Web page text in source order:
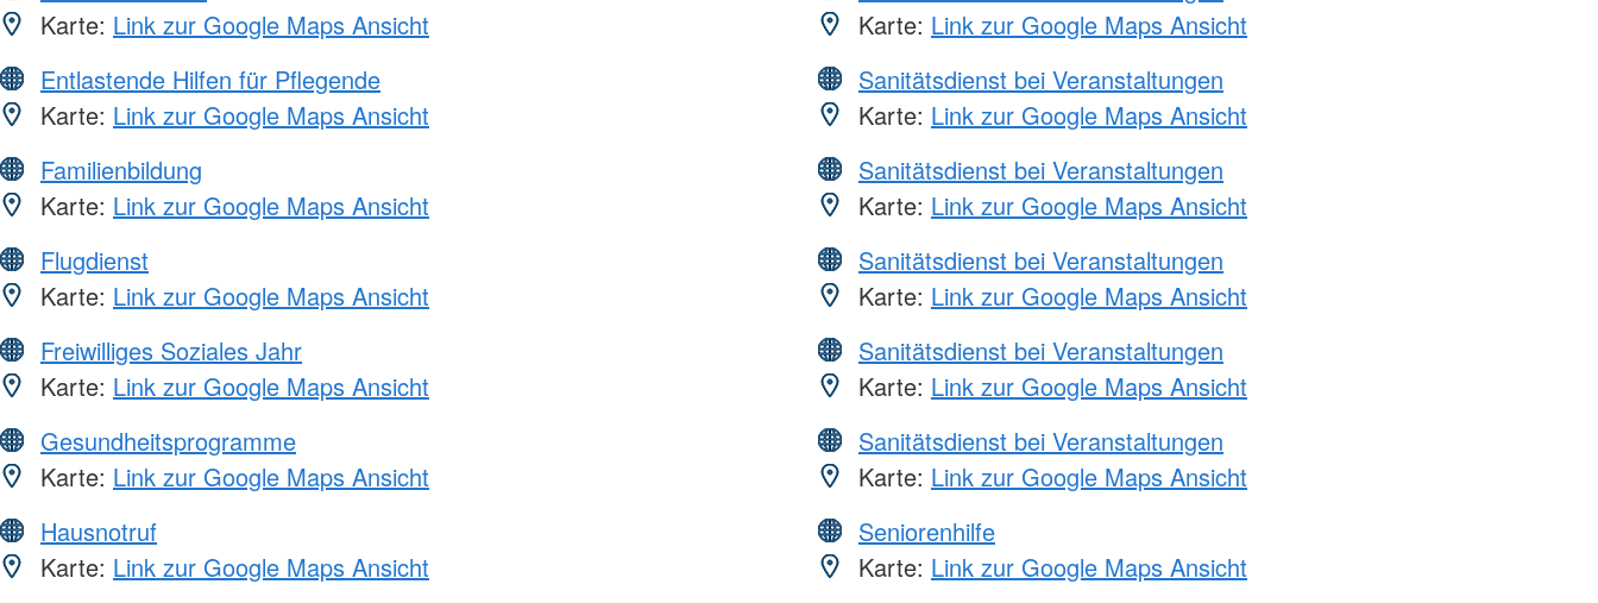
Karte: Link zur Google Maps Ansicht
Entlastende Hilfen für Pflegende
Karte: Link zur Google Maps Ansicht
Familienbildung
Karte: Link zur Google Maps Ansicht
Flugdienst
Karte: Link zur Google Maps Ansicht
Freiwilliges Soziales Jahr
Karte: Link zur Google Maps Ansicht
Gesundheitsprogramme
Karte: Link zur Google Maps Ansicht
Hausnotruf
Karte: Link zur Google Maps Ansicht
Karte: Link zur Google Maps Ansicht
Sanitätsdienst bei Veranstaltungen
Karte: Link zur Google Maps Ansicht
Sanitätsdienst bei Veranstaltungen
Karte: Link zur Google Maps Ansicht
Sanitätsdienst bei Veranstaltungen
Karte: Link zur Google Maps Ansicht
Sanitätsdienst bei Veranstaltungen
Karte: Link zur Google Maps Ansicht
Sanitätsdienst bei Veranstaltungen
Karte: Link zur Google Maps Ansicht
Seniorenhilfe
Karte: Link zur Google Maps Ansicht